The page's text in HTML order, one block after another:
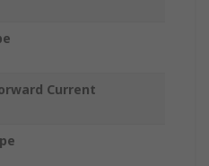
Current